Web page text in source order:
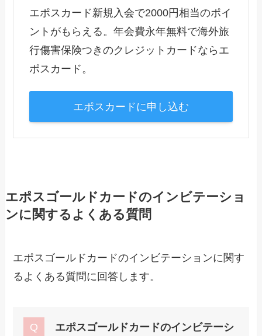
エポスカード新規入会で2000円相当のポイ
ントがもらえる。年会費永年無料で海外旅
行傷害保険つきのクレジットカードならエ
ポスカード。
エポスカードに申し込む
エポスゴールドカードのインビテーショ
ンに関するよくある質問
エポスゴールドカードのインビテーションに関す
るよくある質問に回答します。
エポスゴールドカードのインビテーシ